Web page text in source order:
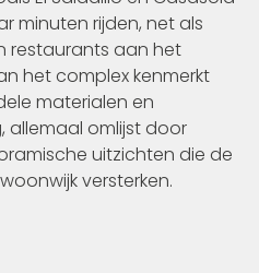
minuten rijden, net als
restaurants aan het
het complex kenmerkt
materialen en
allemaal omlijst door
uitzichten die de
versterken.